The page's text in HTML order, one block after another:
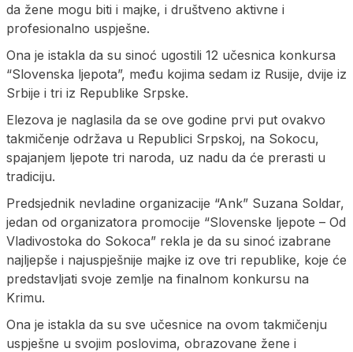
da žene mogu biti i majke, i društveno aktivne i
profesionalno uspješne.
Ona je istakla da su sinoć ugostili 12 učesnica konkursa
“Slovenska ljepota”, među kojima sedam iz Rusije, dvije iz
Srbije i tri iz Republike Srpske.
Elezova je naglasila da se ove godine prvi put ovakvo
takmičenje održava u Republici Srpskoj, na Sokocu,
spajanjem ljepote tri naroda, uz nadu da će prerasti u
tradiciju.
Predsjednik nevladine organizacije “Ank” Suzana Soldar,
jedan od organizatora promocije “Slovenske ljepote – Od
Vladivostoka do Sokoca” rekla je da su sinoć izabrane
najljepše i najuspješnije majke iz ove tri republike, koje će
predstavljati svoje zemlje na finalnom konkursu na
Krimu.
Ona je istakla da su sve učesnice na ovom takmičenju
uspješne u svojim poslovima, obrazovane žene i